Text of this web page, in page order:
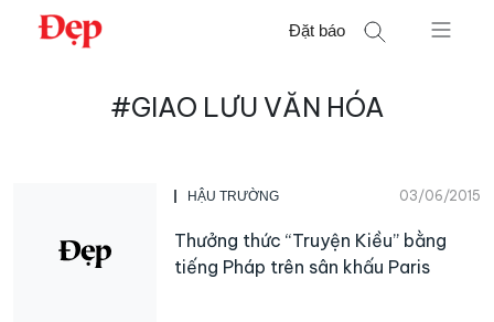
Chuyển
Đặt báo
#GIAO LƯU VĂN HÓA
HẬU TRƯỜNG 03/06/2015
Thưởng thức “Truyện Kiều” bằng
tiếng Pháp trên sân khấu Paris